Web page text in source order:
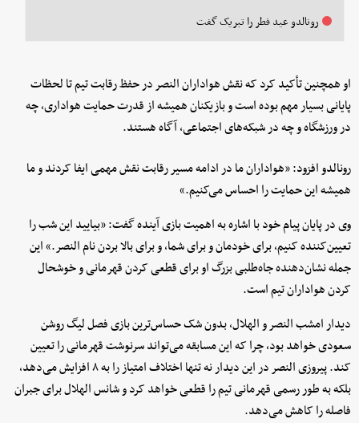
رونالدو عید فطر را تبریک گفت
او همچنین تأکید کرد که نقش هواداران النصر در حفظ رقابت تیم تا لحظات
پایانی بسیار مهم بوده است و بازیکنان همیشه از قدرت حمایت هواداری، چه
در ورزشگاه و چه در شبکه‌های اجتماعی، آگاه هستند.
رونالدو افزود: «هواداران ما در ادامه مسیر رقابت نقش مهمی ایفا کردند و ما
همیشه این حمایت را احساس می‌کنیم.»
وی در پایان پیام خود با اشاره به اهمیت بازی آینده گفت: «بیایید این شب را
تعیین‌کننده کنیم، برای خودمان و برای شما، و برای بالا بردن نام النصر.» این
جمله نشان‌دهنده جاه‌طلبی بزرگ او برای قطعی کردن قهرمانی و خوشحال
کردن هواداران تیم است.
دیدار امشب النصر و الهلال، بدون شک حساس‌ترین بازی فصل لیگ روشن
سعودی خواهد بود، چرا که این مسابقه می‌تواند سرنوشت قهرمانی را تعیین
کند. پیروزی النصر در این دیدار نه تنها اختلاف امتیاز را به ۸ افزایش می‌دهد،
بلکه به طور رسمی قهرمانی تیم را قطعی خواهد کرد و شانس الهلال برای جبران
فاصله را کاهش می‌دهد.